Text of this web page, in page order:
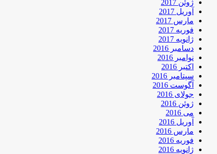
ژوئن 2017
آوریل 2017
مارس 2017
فوریه 2017
ژانویه 2017
دسامبر 2016
نوامبر 2016
اکتبر 2016
سپتامبر 2016
آگوست 2016
جولای 2016
ژوئن 2016
می 2016
آوریل 2016
مارس 2016
فوریه 2016
ژانویه 2016